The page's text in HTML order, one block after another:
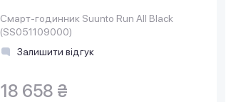
Смарт-годинник Suunto Run All Black
(SS051109000)
Залишити відгук
18 658 ₴